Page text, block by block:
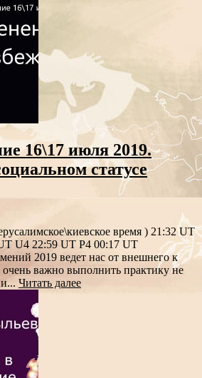
16\17 июля 2019.
статусе
время ) 21:32 UT
U4 22:59 UT P4 00:17 UT
2019 ведет нас от внешнего к
важно выполнить практику не
Читать далее